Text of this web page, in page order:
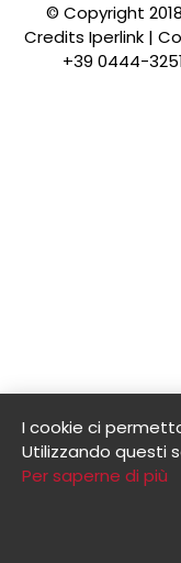
© Copyright
Credits Iperlink|
+39 0444-
I cookie ci
Utilizzando questi
Per saperne di più